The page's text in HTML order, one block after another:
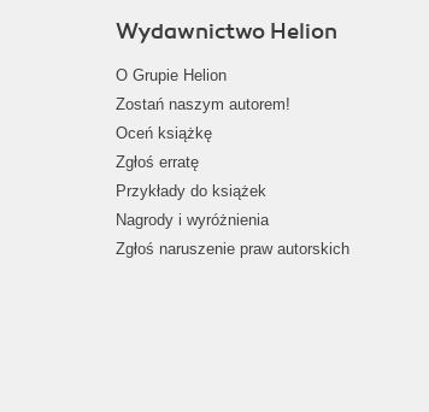
Wydawnictwo Helion
O Grupie Helion
Zostań naszym autorem!
Oceń książkę
Zgłoś erratę
Przykłady do książek
Nagrody i wyróżnienia
Zgłoś naruszenie praw autorskich